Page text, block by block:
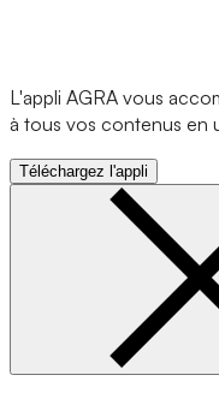
L'appli AGRA vous
à tous vos contenus en
Téléchargez l'appli